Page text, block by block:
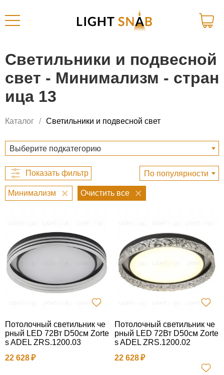
Светильники и подвесной
свет - Минимализм - стран
ица 13
Каталог Светильники и подвесной свет
Выберите подкатегорию
По популярности
Минимализм
Потолочный светильник че
рный LED 72Вт D50см Zorte
s ADEL ZRS.1200.03
22 628
Потолочный светильник че
рный LED 72Вт D50см Zorte
s ADEL ZRS.1200.02
22 628